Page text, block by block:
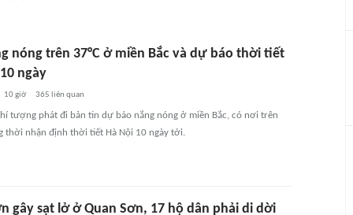
nóng trên 37°C ở miền Bắc và dự báo thời tiết
ngày
10 giờ 365 liên quan
tượng phát đi bản tin dự báo nắng nóng ở miền Bắc, có nơi trên
thời nhận định thời tiết Hà Nội 10 ngày tới.
gây sạt lở ở Quan Sơn, 17 hộ dân phải di dời